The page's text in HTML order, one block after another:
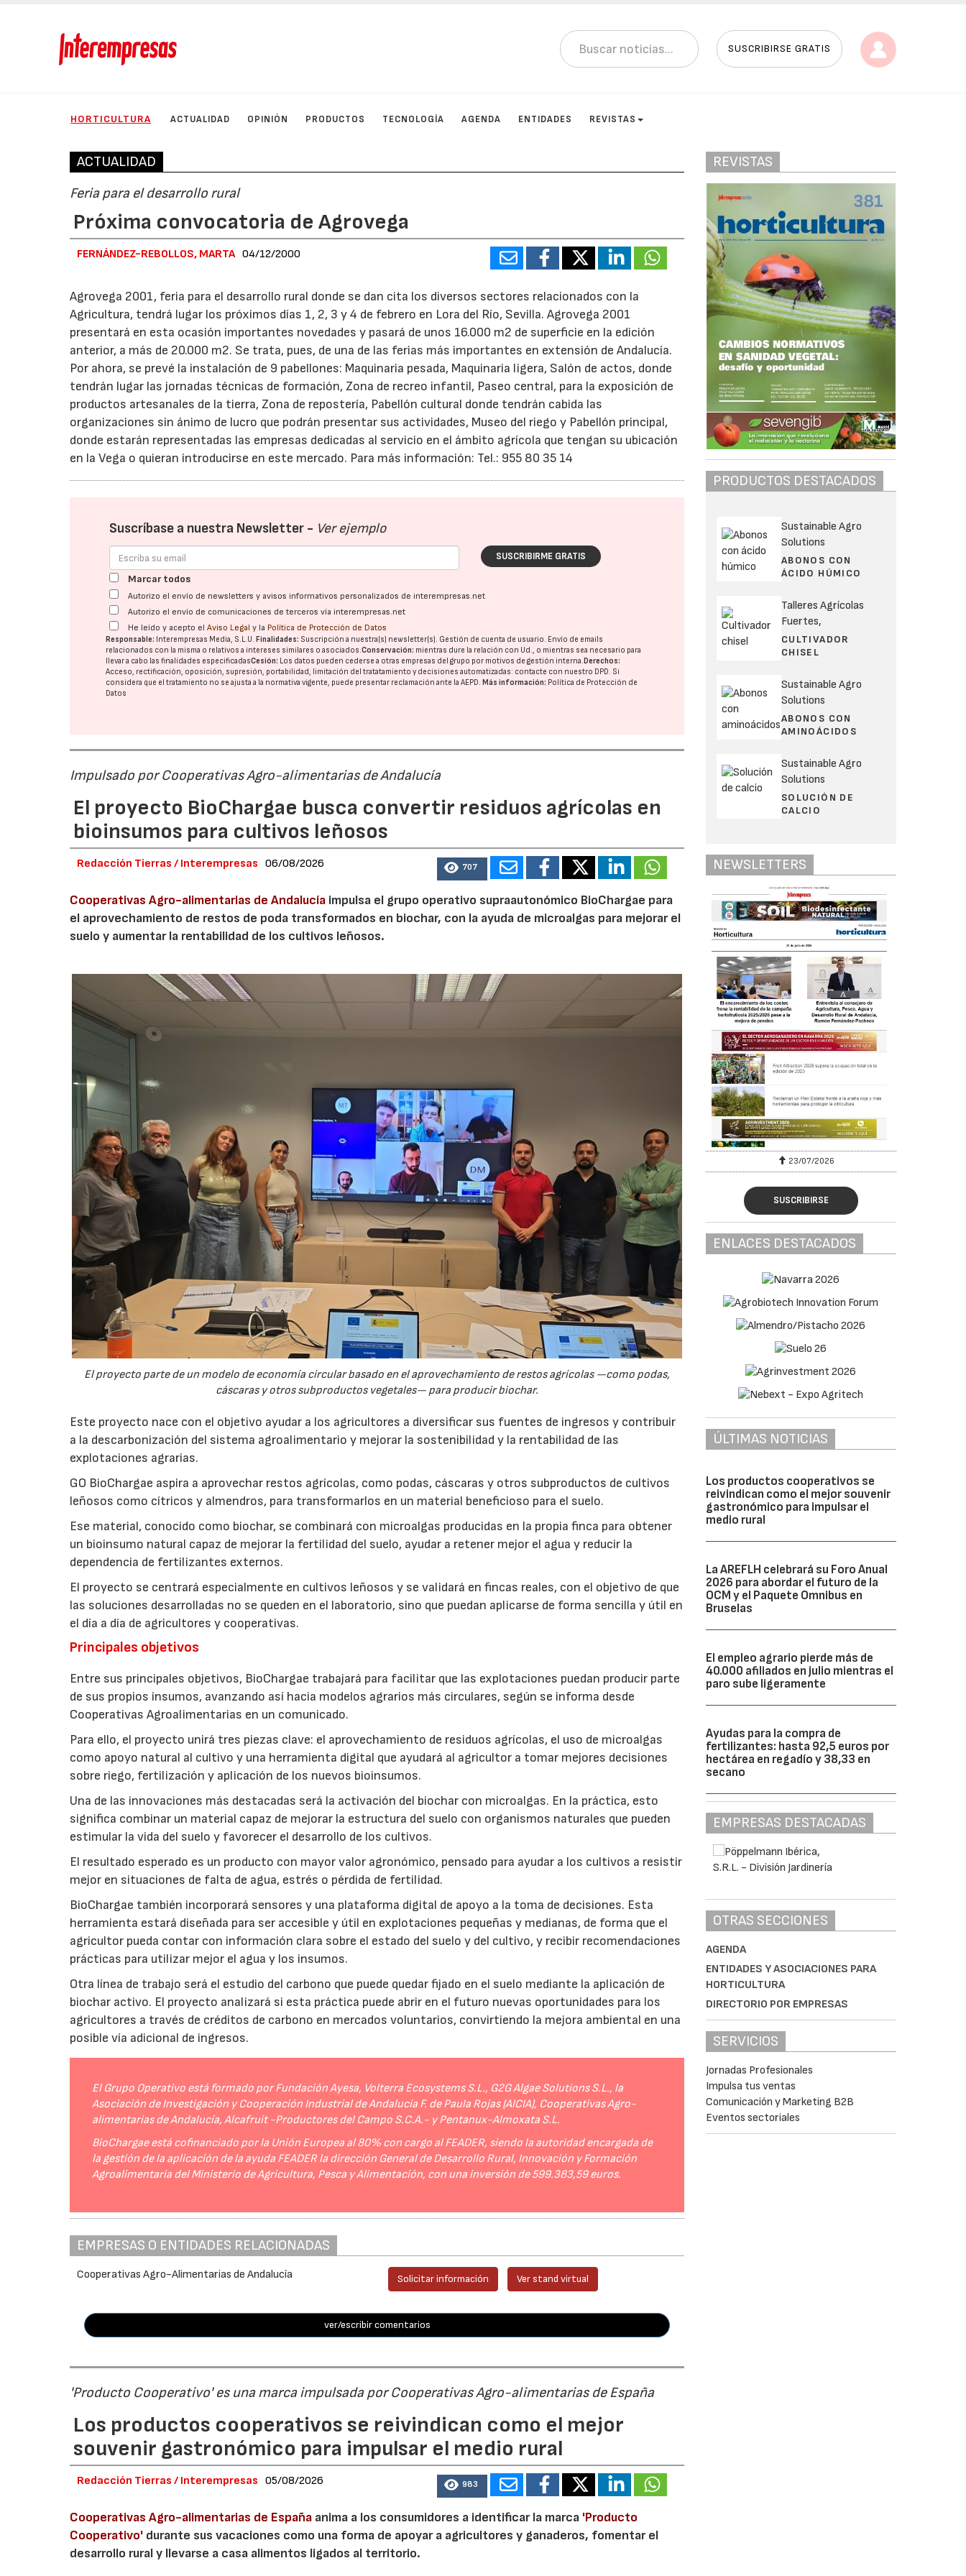
SUSCRIBIRSE GRATIS
HORTICULTURA ACTUALIDAD OPINIÓN PRODUCTOS TECNOLOGÍA AGENDA ENTIDADES REVISTAS
ACTUALIDAD
Feria para el desarrollo rural
Próxima convocatoria de Agrovega
FERNÁNDEZ-REBOLLOS, MARTA 04/12/2000
Agrovega 2001, feria para el desarrollo rural donde se dan cita los diversos sectores relacionados con la
Agricultura, tendrá lugar los próximos días 1, 2, 3 y 4 de febrero en Lora del Río, Sevilla. Agrovega 2001
presentará en esta ocasión importantes novedades y pasará de unos 16.000 m2 de superficie en la edición
anterior, a más de 20.000 m2. Se trata, pues, de una de las ferias más importantes en extensión de Andalucía.
Por ahora, se prevé la instalación de 9 pabellones: Maquinaria pesada, Maquinaria ligera, Salón de actos, donde
tendrán lugar las jornadas técnicas de formación, Zona de recreo infantil, Paseo central, para la exposición de
productos artesanales de la tierra, Zona de repostería, Pabellón cultural donde tendrán cabida las
organizaciones sin ánimo de lucro que podrán presentar sus actividades, Museo del riego y Pabellón principal,
donde estarán representadas las empresas dedicadas al servicio en el ámbito agrícola que tengan su ubicación
en la Vega o quieran introducirse en este mercado. Para más información: Tel.: 955 80 35 14
Suscríbase a nuestra Newsletter - Ver ejemplo
SUSCRIBIRME GRATIS
Marcar todos
Autorizo el envío de newsletters y avisos informativos personalizados de interempresas.net
Autorizo el envío de comunicaciones de terceros vía interempresas.net
He leído y acepto elAviso Legal y la Política de Protección de Datos
Responsable: Interempresas Media, S.L.U. Finalidades: Suscripción a nuestra(s) newsletter(s). Gestión de cuenta de usuario. Envío de emails
relacionados con la misma o relativos a intereses similares o asociados.Conservación: mientras dure la relación con Ud., o mientras sea necesario para
llevar a cabo las finalidades especificadasCesión: Los datos pueden cederse a otras empresas del grupo por motivos de gestión interna. Derechos:
Acceso, rectificación, oposición, supresión, portabilidad, limitación del tratatamiento y decisiones automatizadas: contacte con nuestro DPD. Si
considera que el tratamiento no se ajusta a la normativa vigente, puede presentar reclamación ante laAEPD. Más información: Política de Protección de
Datos
Impulsado por Cooperativas Agro-alimentarias de Andalucía
El proyecto BioChargae busca convertir residuos agrícolas en
bioinsumos para cultivos leñosos
Redacción Tierras / Interempresas 06/08/2026 707
Cooperativas Agro-alimentarias de Andalucía impulsa el grupo operativo supraautonómico BioChargae para
el aprovechamiento de restos de poda transformados en biochar, con la ayuda de microalgas para mejorar el
suelo y aumentar la rentabilidad de los cultivos leñosos.
El proyecto parte de un modelo de economía circular basado en el aprovechamiento de restos agrícolas —como podas,
cáscaras y otros subproductos vegetales— para producir biochar.
Este proyecto nace con el objetivo ayudar a los agricultores a diversificar sus fuentes de ingresos y contribuir
a la descarbonización del sistema agroalimentario y mejorar la sostenibilidad y la rentabilidad de las
explotaciones agrarias.
GO BioChargae aspira a aprovechar restos agrícolas, como podas, cáscaras y otros subproductos de cultivos
leñosos como cítricos y almendros, para transformarlos en un material beneficioso para el suelo.
Ese material, conocido como biochar, se combinará con microalgas producidas en la propia finca para obtener
un bioinsumo natural capaz de mejorar la fertilidad del suelo, ayudar a retener mejor el agua y reducir la
dependencia de fertilizantes externos.
El proyecto se centrará especialmente en cultivos leñosos y se validará en fincas reales, con el objetivo de que
las soluciones desarrolladas no se queden en el laboratorio, sino que puedan aplicarse de forma sencilla y útil en
el día a día de agricultores y cooperativas.
Principales objetivos
Entre sus principales objetivos, BioChargae trabajará para facilitar que las explotaciones puedan producir parte
de sus propios insumos, avanzando así hacia modelos agrarios más circulares, según se informa desde
Cooperativas Agroalimentarias en un comunicado.
Para ello, el proyecto unirá tres piezas clave: el aprovechamiento de residuos agrícolas, el uso de microalgas
como apoyo natural al cultivo y una herramienta digital que ayudará al agricultor a tomar mejores decisiones
sobre riego, fertilización y aplicación de los nuevos bioinsumos.
Una de las innovaciones más destacadas será la activación del biochar con microalgas. En la práctica, esto
significa combinar un material capaz de mejorar la estructura del suelo con organismos naturales que pueden
estimular la vida del suelo y favorecer el desarrollo de los cultivos.
El resultado esperado es un producto con mayor valor agronómico, pensado para ayudar a los cultivos a resistir
mejor en situaciones de falta de agua, estrés o pérdida de fertilidad.
BioChargae también incorporará sensores y una plataforma digital de apoyo a la toma de decisiones. Esta
herramienta estará diseñada para ser accesible y útil en explotaciones pequeñas y medianas, de forma que el
agricultor pueda contar con información clara sobre el estado del suelo y del cultivo, y recibir recomendaciones
prácticas para utilizar mejor el agua y los insumos.
Otra línea de trabajo será el estudio del carbono que puede quedar fijado en el suelo mediante la aplicación de
biochar activo. El proyecto analizará si esta práctica puede abrir en el futuro nuevas oportunidades para los
agricultores a través de créditos de carbono en mercados voluntarios, convirtiendo la mejora ambiental en una
posible vía adicional de ingresos.
El Grupo Operativo está formado por Fundación Ayesa, Volterra Ecosystems S.L., G2G Algae Solutions S.L., la
Asociación de Investigación y Cooperación Industrial de Andalucía F. de Paula Rojas (AICIA), Cooperativas Agro-
alimentarias de Andalucía, Alcafruit -Productores del Campo S.C.A.- y Pentanux-Almoxata S.L.
BioChargae está cofinanciado por la Unión Europea al 80% con cargo al FEADER, siendo la autoridad encargada de
la gestión de la aplicación de la ayuda FEADER la dirección General de Desarrollo Rural, Innovación y Formación
Agroalimentaria del Ministerio de Agricultura, Pesca y Alimentación, con una inversión de 599.383,59 euros.
EMPRESAS O ENTIDADES RELACIONADAS
Cooperativas Agro-Alimentarias de Andalucía Solicitar información Ver stand virtual
ver/escribir comentarios
'Producto Cooperativo' es una marca impulsada por Cooperativas Agro-alimentarias de España
Los productos cooperativos se reivindican como el mejor
souvenir gastronómico para impulsar el medio rural
Redacción Tierras / Interempresas 05/08/2026 983
Cooperativas Agro-alimentarias de España anima a los consumidores a identificar la marca 'Producto
Cooperativo' durante sus vacaciones como una forma de apoyar a agricultores y ganaderos, fomentar el
desarrollo rural y llevarse a casa alimentos ligados al territorio.
REVISTAS
PRODUCTOS DESTACADOS
Sustainable Agro
Solutions
ABONOS CON
ÁCIDO HÚMICO
Talleres Agrícolas
Fuertes,
CULTIVADOR
CHISEL
Sustainable Agro
Solutions
ABONOS CON
AMINOÁCIDOS
Sustainable Agro
Solutions
SOLUCIÓN DE
CALCIO
NEWSLETTERS
23/07/2026 30/07/2026 23/07/2026
SUSCRIBIRSE
ENLACES DESTACADOS
ÚLTIMAS NOTICIAS
Los productos cooperativos se
reivindican como el mejor souvenir
gastronómico para impulsar el
medio rural
La AREFLH celebrará su Foro Anual
2026 para abordar el futuro de la
OCM y el Paquete Omnibus en
Bruselas
El empleo agrario pierde más de
40.000 afiliados en julio mientras el
paro sube ligeramente
Ayudas para la compra de
fertilizantes: hasta 92,5 euros por
hectárea en regadío y 38,33 en
secano
EMPRESAS DESTACADAS
OTRAS SECCIONES
AGENDA
ENTIDADES Y ASOCIACIONES PARA
HORTICULTURA
DIRECTORIO POR EMPRESAS
SERVICIOS
Jornadas Profesionales
Impulsa tus ventas
Comunicación y Marketing B2B
Eventos sectoriales